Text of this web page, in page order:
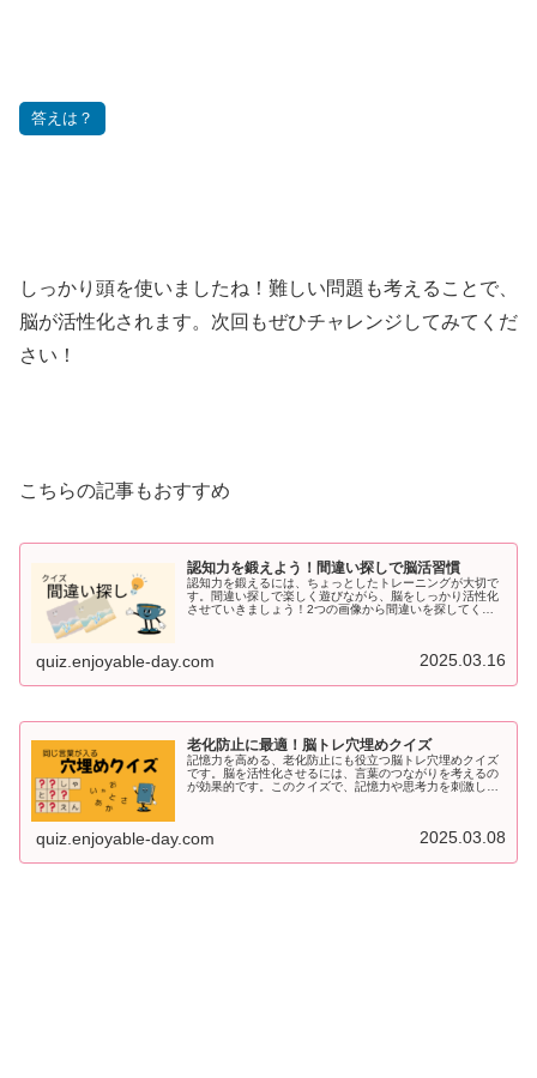
答えは？
しっかり頭を使いましたね！難しい問題も考えることで、
脳が活性化されます。次回もぜひチャレンジしてみてくだ
さい！
こちらの記事もおすすめ
認知力を鍛えよう！間違い探しで脳活習慣
認知力を鍛えるには、ちょっとしたトレーニングが大切で
す。間違い探しで楽しく遊びながら、脳をしっかり活性化
させていきましょう！2つの画像から間違いを探してくだ
quiz.enjoyable-day.com 2025.03.16
老化防止に最適！脳トレ穴埋めクイズ
記憶力を高める、老化防止にも役立つ脳トレ穴埋めクイズ
です。脳を活性化させるには、言葉のつながりを考えるの
が効果的です。このクイズで、記憶力や思考力を刺激しな
quiz.enjoyable-day.com 2025.03.08